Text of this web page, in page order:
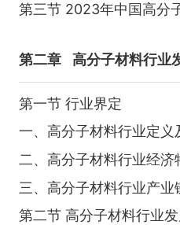
第三节 2023年中国高分
第二章 高分子材料行业
第一节 行业界定
一、高分子材料行业定义
二、高分子材料行业经济
三、高分子材料行业产业
第二节 高分子材料行业